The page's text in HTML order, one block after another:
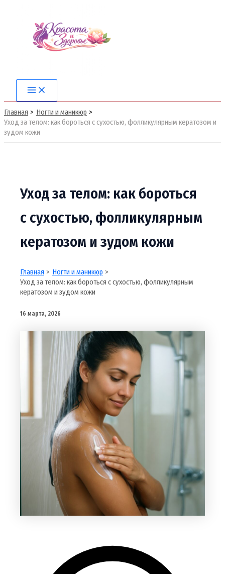
содержимому
Main
Menu
Главная
Ногти и маникюр
Уход за телом: как бороться с сухостью, фолликулярным кератозом и
зудом кожи
Уход за телом: как бороться
с сухостью, фолликулярным
кератозом и зудом кожи
Главная
Ногти и маникюр
Уход за телом: как бороться с сухостью, фолликулярным
кератозом и зудом кожи
16 марта, 2026